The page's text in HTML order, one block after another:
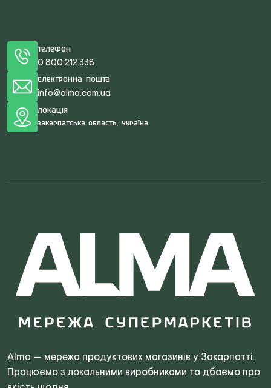
Телефон
0 800 212 338
Електронна пошта
info@alma.com.ua
Локація
Закарпатська область, Україна
Alma — мережа продуктових магазинів у Закарпатті.
Працюємо з локальними виробниками та дбаємо про